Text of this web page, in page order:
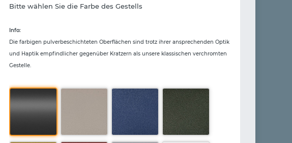
Bitte wählen Sie die Farbe des Gestells
Info:
Die farbigen pulverbeschichteten Oberflächen sind trotz ihrer ansprechenden Optik
und Haptik empfindlicher gegenüber Kratzern als unsere klassischen verchromten
Gestelle.